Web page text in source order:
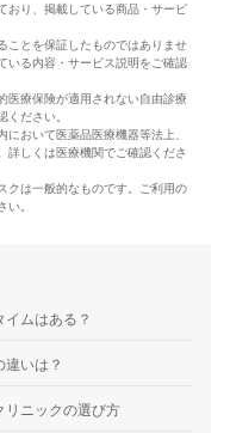
全ユーザーが選びやすい情
に活動している。
おり、掲載している商品・サービ
ことを保証したものではありませ
いる内容・サービス説明をご確認
医療保険が適用されない自由診療
ださい。
おいて医薬品医療機器等法上、
詳しくは医療機関でご確認くださ
クは一般的なものです。ご利用の
。
ムはある？
いは？
リニックの選び方